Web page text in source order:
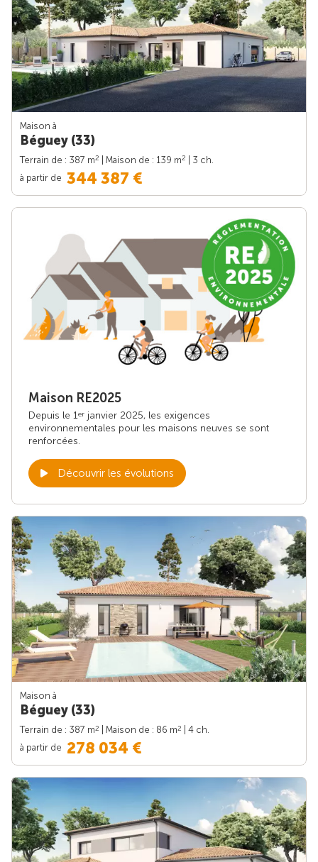
Maison à
Béguey (33)
Terrain de : 387 m2 | Maison de : 139 m2
| 3 ch.
à partir de 344 387 €
Maison RE2025
Depuis le 1er janvier 2025, les exigences
environnementales pour les maisons neuves se sont
renforcées.
Découvrir les évolutions
Maison à
Béguey (33)
Terrain de : 387 m2 | Maison de : 86 m2
| 4 ch.
à partir de 278 034 €